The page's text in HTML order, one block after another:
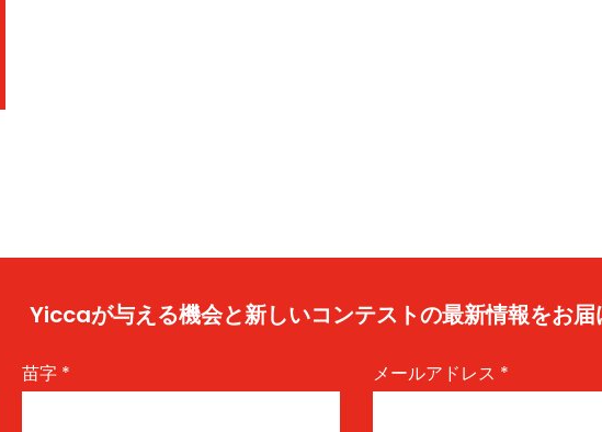
Yiccaが与える機会と新しいコンテストの最新情報をお届
苗字 * メールアドレス *